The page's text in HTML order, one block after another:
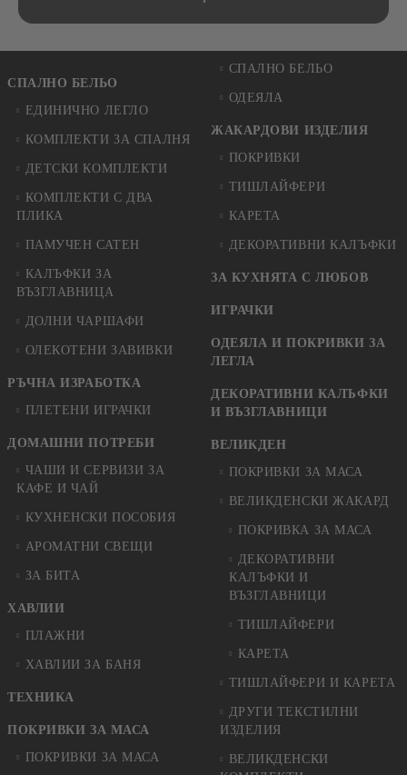
СПАЛНО БЕЛЬО
ЕДИНИЧНО ЛЕГЛО
КОМПЛЕКТИ ЗА СПАЛНЯ
ДЕТСКИ КОМПЛЕКТИ
КОМПЛЕКТИ С ДВА
ПЛИКА
ПАМУЧЕН САТЕН
КАЛЪФКИ ЗА
ВЪЗГЛАВНИЦА
ДОЛНИ ЧАРШАФИ
ОЛЕКОТЕНИ ЗАВИВКИ
РЪЧНА ИЗРАБОТКА
ПЛЕТЕНИ ИГРАЧКИ
ДОМАШНИ ПОТРЕБИ
ЧАШИ И СЕРВИЗИ ЗА
КАФЕ И ЧАЙ
КУХНЕНСКИ ПОСОБИЯ
АРОМАТНИ СВЕЩИ
ЗА БИТА
ХАВЛИИ
ПЛАЖНИ
ХАВЛИИ ЗА БАНЯ
ТЕХНИКА
ПОКРИВКИ ЗА МАСА
ПОКРИВКИ ЗА МАСА
СПАЛНО БЕЛЬО
ОДЕЯЛА
ЖАКАРДОВИ ИЗДЕЛИЯ
ПОКРИВКИ
ТИШЛАЙФЕРИ
КАРЕТА
ДЕКОРАТИВНИ КАЛЪФКИ
ЗА КУХНЯТА С ЛЮБОВ
ИГРАЧКИ
ОДЕЯЛА И ПОКРИВКИ ЗА
ЛЕГЛА
ДЕКОРАТИВНИ КАЛЪФКИ
И ВЪЗГЛАВНИЦИ
ВЕЛИКДЕН
ПОКРИВКИ ЗА МАСА
ВЕЛИКДЕНСКИ ЖАКАРД
ПОКРИВКА ЗА МАСА
ДЕКОРАТИВНИ
КАЛЪФКИ И
ВЪЗГЛАВНИЦИ
ТИШЛАЙФЕРИ
КАРЕТА
ТИШЛАЙФЕРИ И КАРЕТА
ДРУГИ ТЕКСТИЛНИ
ИЗДЕЛИЯ
ВЕЛИКДЕНСКИ